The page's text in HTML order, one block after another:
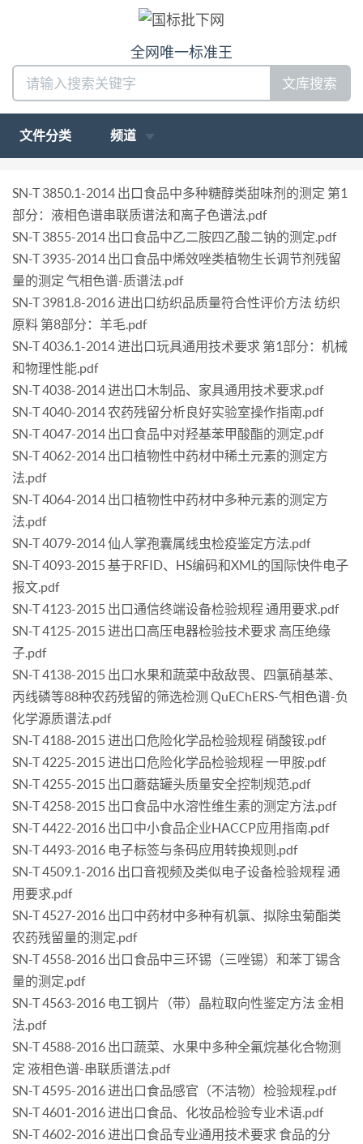
全网唯一标准王
文库搜索
文件分类 频道
SN-T 3850.1-2014 出口食品中多种糖醇类甜味剂的测定 第1
部分：液相色谱串联质谱法和离子色谱法.pdf
SN-T 3855-2014 出口食品中乙二胺四乙酸二钠的测定.pdf
SN-T 3935-2014 出口食品中烯效唑类植物生长调节剂残留
量的测定 气相色谱-质谱法.pdf
SN-T 3981.8-2016 进出口纺织品质量符合性评价方法 纺织
原料 第8部分：羊毛.pdf
SN-T 4036.1-2014 进出口玩具通用技术要求 第1部分：机械
和物理性能.pdf
SN-T 4038-2014 进出口木制品、家具通用技术要求.pdf
SN-T 4040-2014 农药残留分析良好实验室操作指南.pdf
SN-T 4047-2014 出口食品中对羟基苯甲酸酯的测定.pdf
SN-T 4062-2014 出口植物性中药材中稀土元素的测定方
法.pdf
SN-T 4064-2014 出口植物性中药材中多种元素的测定方
法.pdf
SN-T 4079-2014 仙人掌孢囊属线虫检疫鉴定方法.pdf
SN-T 4093-2015 基于RFID、HS编码和XML的国际快件电子
报文.pdf
SN-T 4123-2015 出口通信终端设备检验规程 通用要求.pdf
SN-T 4125-2015 进出口高压电器检验技术要求 高压绝缘
子.pdf
SN-T 4138-2015 出口水果和蔬菜中敌敌畏、四氯硝基苯、
丙线磷等88种农药残留的筛选检测 QuEChERS-气相色谱-负
化学源质谱法.pdf
SN-T 4188-2015 进出口危险化学品检验规程 硝酸铵.pdf
SN-T 4225-2015 进出口危险化学品检验规程 一甲胺.pdf
SN-T 4255-2015 出口蘑菇罐头质量安全控制规范.pdf
SN-T 4258-2015 出口食品中水溶性维生素的测定方法.pdf
SN-T 4422-2016 出口中小食品企业HACCP应用指南.pdf
SN-T 4493-2016 电子标签与条码应用转换规则.pdf
SN-T 4509.1-2016 出口音视频及类似电子设备检验规程 通
用要求.pdf
SN-T 4527-2016 出口中药材中多种有机氯、拟除虫菊酯类
农药残留量的测定.pdf
SN-T 4558-2016 出口食品中三环锡（三唑锡）和苯丁锡含
量的测定.pdf
SN-T 4563-2016 电工钢片（带）晶粒取向性鉴定方法 金相
法.pdf
SN-T 4588-2016 出口蔬菜、水果中多种全氟烷基化合物测
定 液相色谱-串联质谱法.pdf
SN-T 4595-2016 进出口食品感官（不洁物）检验规程.pdf
SN-T 4601-2016 进出口食品、化妆品检验专业术语.pdf
SN-T 4602-2016 进出口食品专业通用技术要求 食品的分